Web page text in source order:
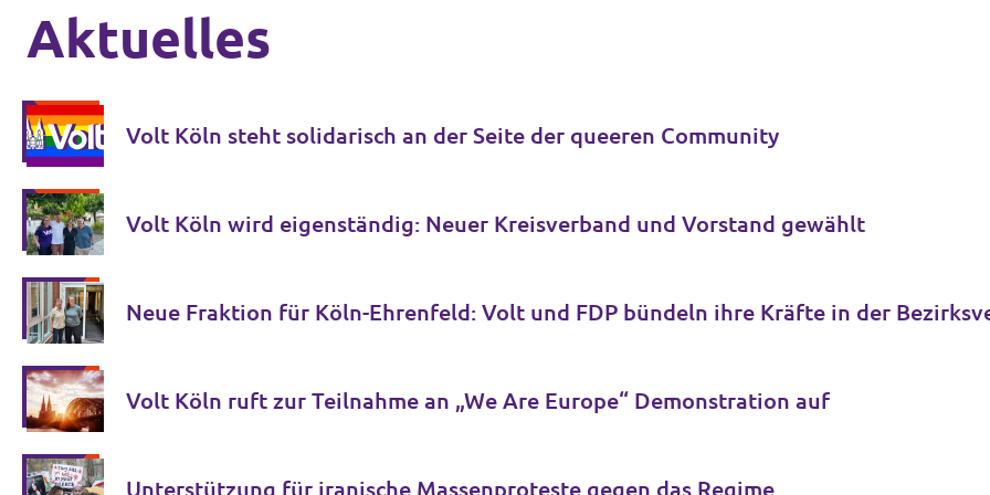
Aktuelles
Volt Köln steht solidarisch an der Seite der queeren Community
Volt Köln wird eigenständig: Neuer Kreisverband und Vorstand gewählt
Neue Fraktion für Köln-Ehrenfeld: Volt und
Volt Köln ruft zur Teilnahme an „We Are Europe“ Demonstration auf
Unterstützung für iranische Massenproteste gegen das Regime